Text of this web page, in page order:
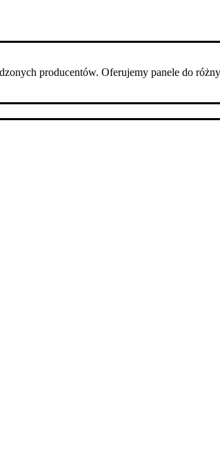
producentów. Oferujemy panele do